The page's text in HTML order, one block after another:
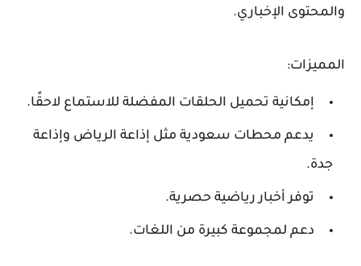
والمحتوى الإخباري.
المميزات:
إمكانية تحميل الحلقات المفضلة للاستماع لاحقًا.
يدعم محطات سعودية مثل إذاعة الرياض وإذاعة
جدة.
توفر أخبار رياضية حصرية.
دعم لمجموعة كبيرة من اللغات.